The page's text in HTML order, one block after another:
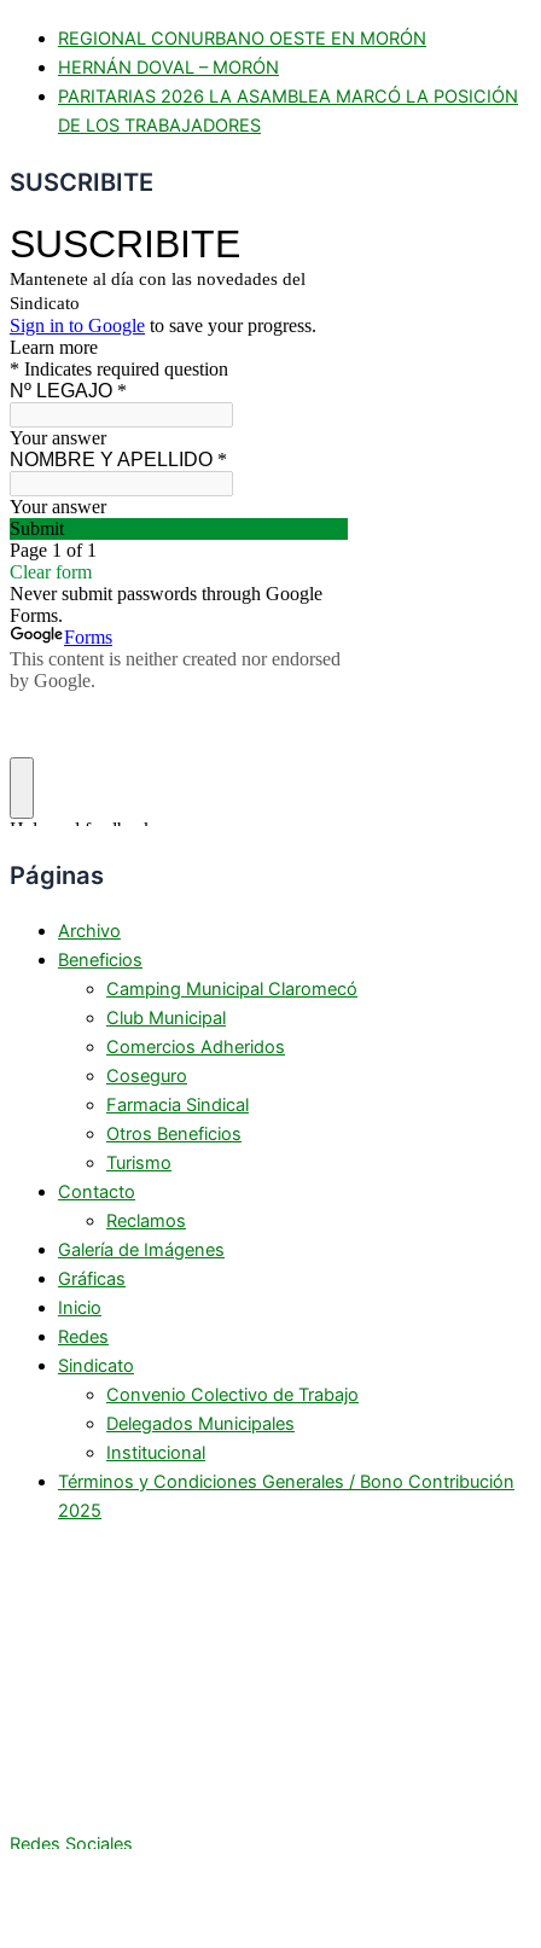
REGIONAL CONURBANO OESTE EN MORÓN
HERNÁN DOVAL – MORÓN
PARITARIAS 2026 LA ASAMBLEA MARCÓ LA POSICIÓN
DE LOS TRABAJADORES
SUSCRIBITE
Páginas
Archivo
Beneficios
Camping Municipal Claromecó
Club Municipal
Comercios Adheridos
Coseguro
Farmacia Sindical
Otros Beneficios
Turismo
Contacto
Reclamos
Galería de Imágenes
Gráficas
Inicio
Redes
Sindicato
Convenio Colectivo de Trabajo
Delegados Municipales
Institucional
Términos y Condiciones Generales / Bono Contribución
2025
Redes Sociales